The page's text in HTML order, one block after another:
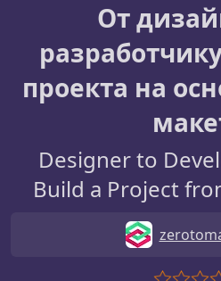
От
проекта на
Designer to
Build a Project